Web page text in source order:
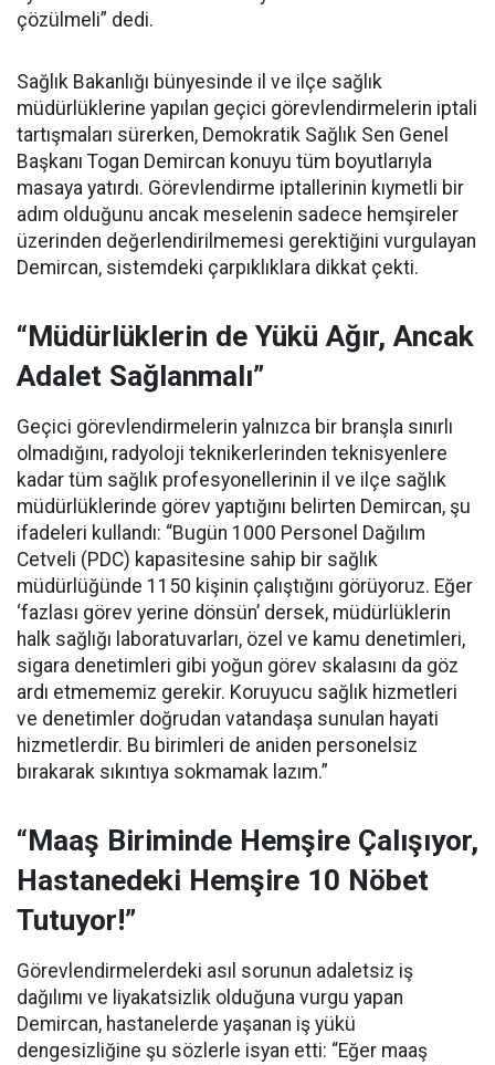
çözülmeli” dedi.
Sağlık Bakanlığı bünyesinde il ve ilçe sağlık
müdürlüklerine yapılan geçici görevlendirmelerin iptali
tartışmaları sürerken, Demokratik Sağlık Sen Genel
Başkanı Togan Demircan konuyu tüm boyutlarıyla
masaya yatırdı. Görevlendirme iptallerinin kıymetli bir
adım olduğunu ancak meselenin sadece hemşireler
üzerinden değerlendirilmemesi gerektiğini vurgulayan
Demircan, sistemdeki çarpıklıklara dikkat çekti.
“Müdürlüklerin de Yükü Ağır, Ancak
Adalet Sağlanmalı”
Geçici görevlendirmelerin yalnızca bir branşla sınırlı
olmadığını, radyoloji teknikerlerinden teknisyenlere
kadar tüm sağlık profesyonellerinin il ve ilçe sağlık
müdürlüklerinde görev yaptığını belirten Demircan, şu
ifadeleri kullandı: “Bugün 1000 Personel Dağılım
Cetveli (PDC) kapasitesine sahip bir sağlık
müdürlüğünde 1150 kişinin çalıştığını görüyoruz. Eğer
‘fazlası görev yerine dönsün’ dersek, müdürlüklerin
halk sağlığı laboratuvarları, özel ve kamu denetimleri,
sigara denetimleri gibi yoğun görev skalasını da göz
ardı etmememiz gerekir. Koruyucu sağlık hizmetleri
ve denetimler doğrudan vatandaşa sunulan hayati
hizmetlerdir. Bu birimleri de aniden personelsiz
bırakarak sıkıntıya sokmamak lazım.”
“Maaş Biriminde Hemşire Çalışıyor,
Hastanedeki Hemşire 10 Nöbet
Tutuyor!”
Görevlendirmelerdeki asıl sorunun adaletsiz iş
dağılımı ve liyakatsizlik olduğuna vurgu yapan
Demircan, hastanelerde yaşanan iş yükü
dengesizliğine şu sözlerle isyan etti: “Eğer maaş